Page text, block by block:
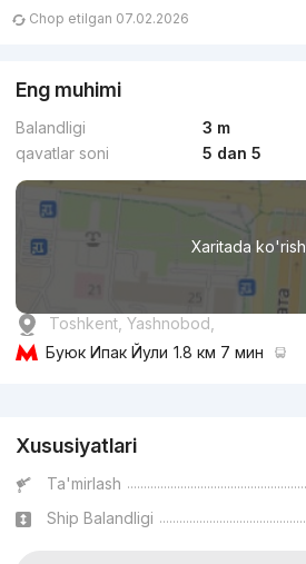
Chop etilgan 07.02.2026
Eng muhimi
Balandligi
3 m
qavatlar soni
5 dan 5
Xaritada ko'rish
Toshkent, Yashnobod,
Буюк Ипак Йули 1.8 км 7 мин
Xususiyatlari
Ta'mirlash
Ship Balandligi